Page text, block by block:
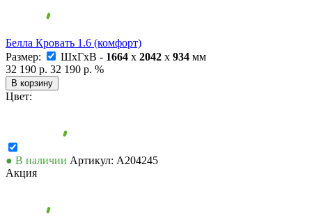
Белла Кровать 1.6 (комфорт)
Размер:
ШxГxВ - 1664 x 2042 x 934 мм
32 190 р. 32 190 р. %
В корзину
Цвет:
● В наличии Артикул: А204245
Акция